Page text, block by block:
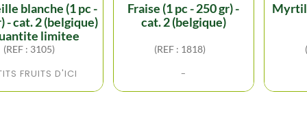
- cat. 2 (belgique)
limitee
(REF : 3105)
FRUITS D'ICI
fraise (1 pc - 250 gr) -
cat. 2 (belgique)
(REF : 1818)
-
myrtille (125 gr) - cat. 2